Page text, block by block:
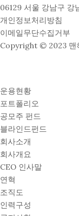
06129 서울 강남구 강
개인정보처리방침
이메일무단수집거부
Copyright © 2023 맨
운용현황
포트폴리오
공모주 펀드
블라인드펀드
회사소개
회사개요
CEO 인사말
연혁
조직도
인력구성